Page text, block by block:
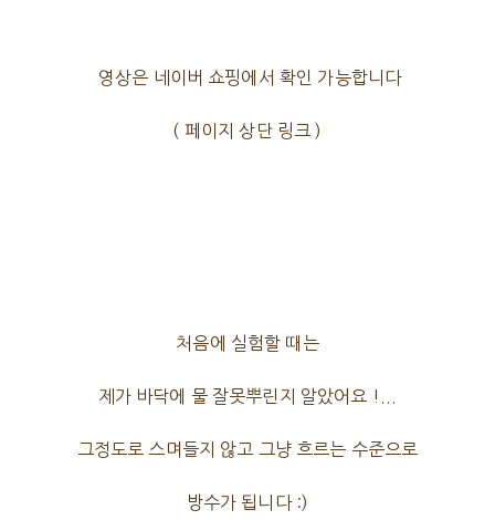
영상은 네이버 쇼핑에서 확인 가능합니다
( 페이지 상단 링크 )
처음에 실험할 때는
제가 바닥에 물 잘못뿌린지 알았어요 !...
그정도로 스며들지 않고 그냥 흐르는 수준으로
방수가 됩니다 :)